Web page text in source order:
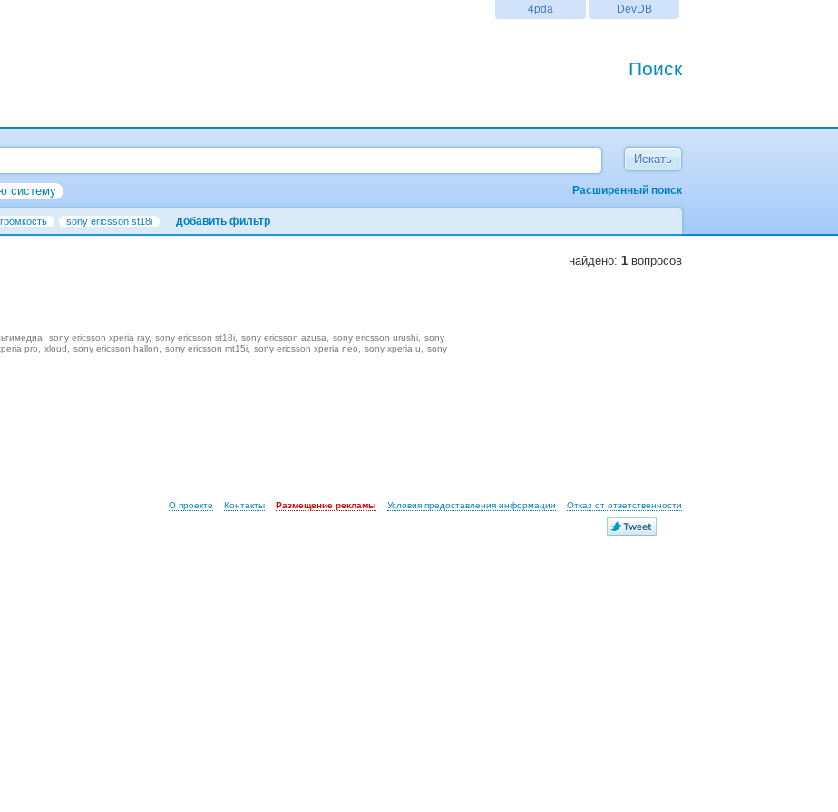
DevDB
4pda
Поиск
Расширенный поиск
систему
громкость sony ericsson st18i добавить фильтр
найдено: 1 вопросов
sony ericsson xperia ray sony ericsson st18i sony ericsson azusa sony ericsson urushi
sony
pro xloud sony ericsson hallon sony ericsson mt15i sony ericsson xperia neo sony xperia u
sony
О проекте Контакты Размещение рекламы Условия предоставления информации Отказ от ответственности